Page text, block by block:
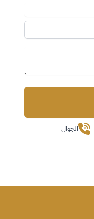
الجوال